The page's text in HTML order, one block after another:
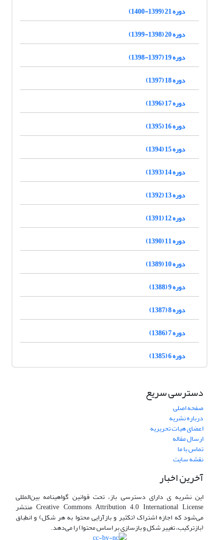
دوره 21 (1399-1400)
دوره 20 (1398-1399)
دوره 19 (1397-1398)
دوره 18 (1397)
دوره 17 (1396)
دوره 16 (1395)
دوره 15 (1394)
دوره 14 (1393)
دوره 13 (1392)
دوره 12 (1391)
دوره 11 (1390)
دوره 10 (1389)
دوره 9 (1388)
دوره 8 (1387)
دوره 7 (1386)
دوره 6 (1385)
دسترسی سریع
صفحه اصلی
درباره نشریه
اعضای هیات تحریریه
ارسال مقاله
تماس با ما
نقشه سایت
آخرین اخبار
این نشریه ی دارای دسترسی باز، تحت قوانین گواهینامه بین‌المللی
Creative Commons Attribution 4.0 International License منتشر
می‌شود که اجازه اشتراک (تکثیر و بازآرایی محتوا به هر شکل) و انطباق
(بازترکیب، تغییر شکل و بازسازی بر اساس محتوا) را می‌دهد.